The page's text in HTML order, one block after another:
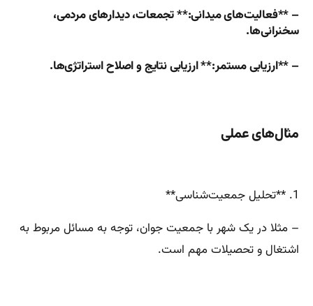
– **فعالیت‌های میدانی:** تجمعات، دیدارهای مردمی،
سخنرانی‌ها.
– **ارزیابی مستمر:** ارزیابی نتایج و اصلاح استراتژی‌ها.
مثال‌های عملی
1. **تحلیل جمعیت‌شناسی**
– مثلا در یک شهر با جمعیت جوان، توجه به مسائل مربوط به
اشتغال و تحصیلات مهم است.